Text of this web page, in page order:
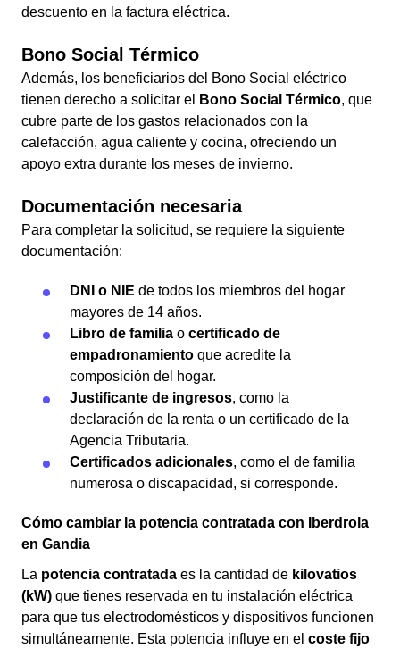
descuento en la factura eléctrica.
Bono Social Térmico
Además, los beneficiarios del Bono Social eléctrico
tienen derecho a solicitar el
Bono Social Térmico, que
cubre parte de los gastos relacionados con la
calefacción, agua caliente y cocina, ofreciendo un
apoyo extra durante los meses de invierno.
Documentación necesaria
Para completar la solicitud, se requiere la siguiente
documentación:
DNI o NIE de todos los miembros del hogar
mayores de 14 años.
Libro de familia o certificado de
empadronamiento que acredite la
composición del hogar.
Justificante de ingresos, como la
declaración de la renta o un certificado de la
Agencia Tributaria.
Certificados adicionales, como el de familia
numerosa o discapacidad, si corresponde.
Cómo cambiar la potencia contratada con Iberdrola
en Gandia
La potencia contratada es la cantidad de kilovatios
(kW) que tienes reservada en tu instalación eléctrica
para que tus electrodomésticos y dispositivos funcionen
simultáneamente. Esta potencia influye en el coste fijo